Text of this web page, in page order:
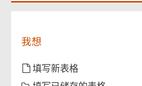
我想
填写新表格